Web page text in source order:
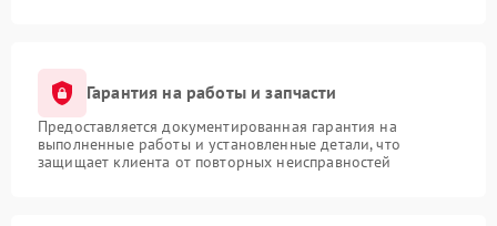
Гарантия на работы и запчасти
Предоставляется документированная гарантия на
выполненные работы и установленные детали, что
защищает клиента от повторных неисправностей